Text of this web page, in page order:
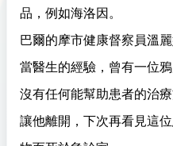
品，例如海洛因。
巴爾的摩市健康督察員溫
當醫生的經驗，曾有一位
沒有任何能幫助患者的治
讓他離開，下次再看見這